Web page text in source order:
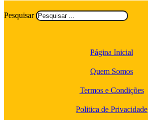
Pesquisar
Página Inicial
Quem Somos
Termos e Condições
Politica de Privacidade